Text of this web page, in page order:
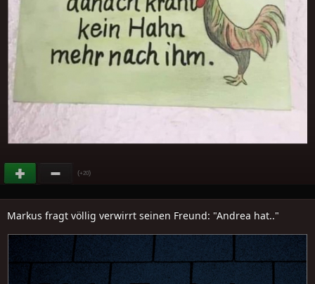
(+20)
Markus fragt völlig verwirrt seinen Freund: "Andrea hat.."